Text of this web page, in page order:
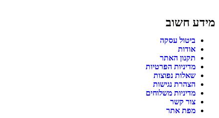
מידע חשוב
ביטול עסקה
אודות
תקנון האתר
מדיניות הפרטיות
שאלות נפוצות
הצהרת נגישות
מדיניות משלוחים
צור קשר
מפת אתר